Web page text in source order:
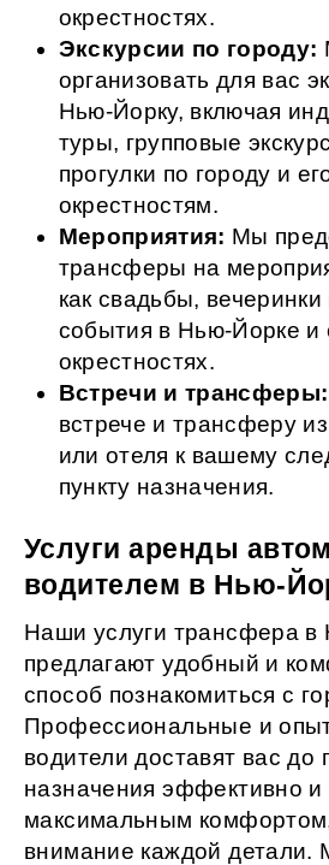
окрестностях.
Экскурсии по городу:
организовать для вас
Нью-Йорку, включая
туры, групповые
прогулки по городу и
окрестностям.
Мероприятия: Мы
трансферы на
как свадьбы,
события в Нью-Йорке и
окрестностях.
Встречи и трансферы:
встрече и трансферу
или отеля к вашему
пункту назначения.
Услуги аренды
водителем в Нью-
Наши услуги трансфера в
предлагают удобный и
способ познакомиться с
Профессиональные и
водители доставят вас до
назначения эффективно и
максимальным
внимание каждой детали.